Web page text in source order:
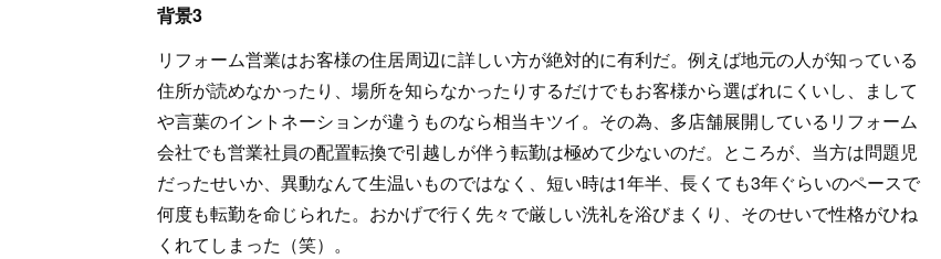
背景3
リフォーム営業はお客様の住居周辺に詳しい方が絶対的に有利だ。例えば地元の人が知っている
住所が読めなかったり、場所を知らなかったりするだけでもお客様から選ばれにくいし、まして
や言葉のイントネーションが違うものなら相当キツイ。その為、多店舗展開しているリフォーム
会社でも営業社員の配置転換で引越しが伴う転勤は極めて少ないのだ。ところが、当方は問題児
だったせいか、異動なんて生温いものではなく、短い時は1年半、長くても3年ぐらいのペースで
何度も転勤を命じられた。おかげで行く先々で厳しい洗礼を浴びまくり、そのせいで性格がひね
くれてしまった（笑）。